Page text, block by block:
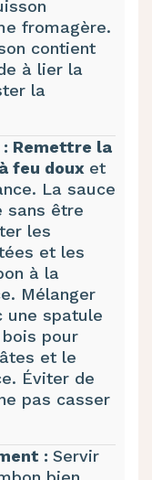
fromagère.
contient
à lier la
la
Remettre la
feu doux et
La sauce
sans être
les
et les
à la
Mélanger
une spatule
pour
et le
Éviter de
pas casser
: Servir